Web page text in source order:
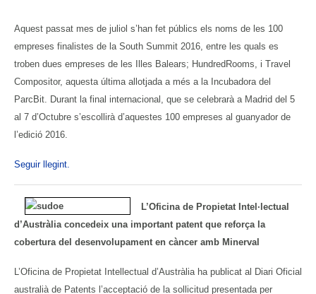
Aquest passat mes de juliol s’han fet públics els noms de les 100
empreses finalistes de la South Summit 2016, entre les quals es
troben dues empreses de les Illes Balears; HundredRooms, i Travel
Compositor, aquesta última allotjada a més a la Incubadora del
ParcBit. Durant la final internacional, que se celebrarà a Madrid del 5
al 7 d’Octubre s’escollirà d’aquestes 100 empreses al guanyador de
l’edició 2016.
Seguir llegint.
L’Oficina de Propietat Intel·lectual
d’Austràlia concedeix una important patent que reforça la
cobertura del desenvolupament en càncer amb Minerval
L’Oficina de Propietat Intellectual d’Austràlia ha publicat al Diari Oficial
australià de Patents l’acceptació de la sollicitud presentada per